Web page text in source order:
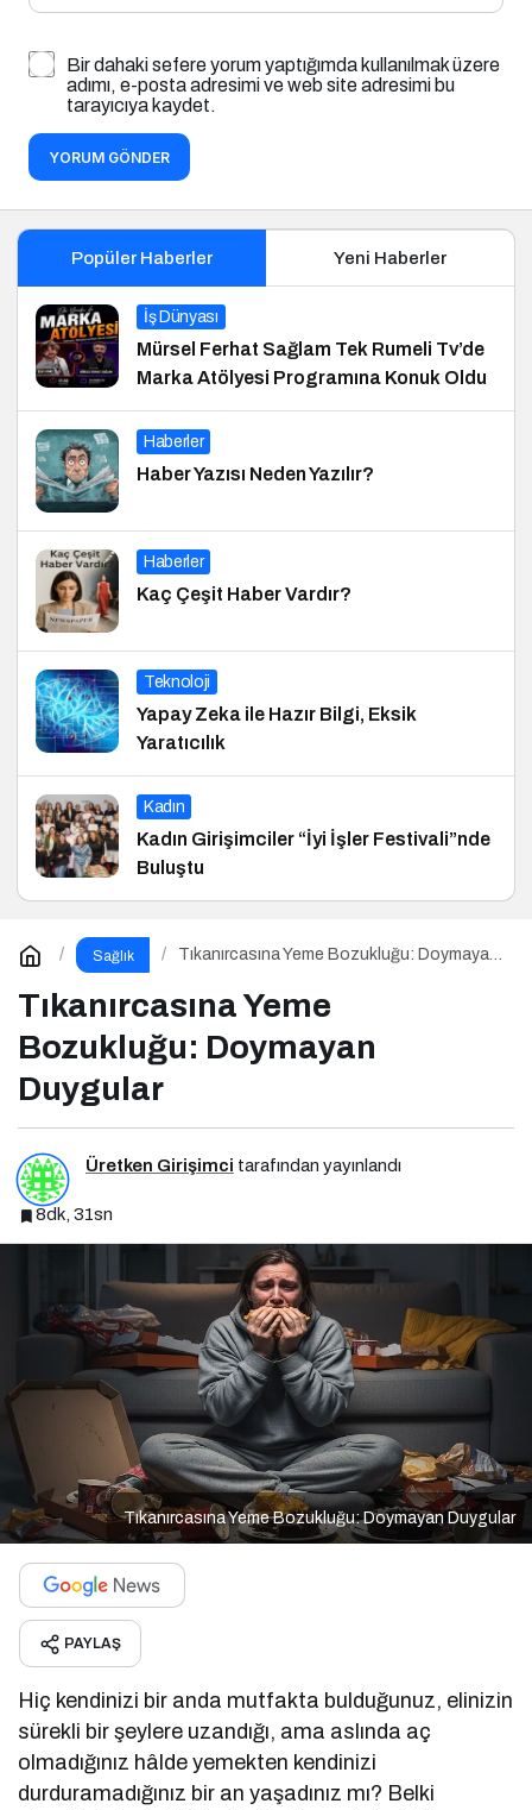
Bir dahaki sefere yorum yaptığımda kullanılmak üzere
adımı, e-posta adresimi ve web site adresimi bu
tarayıcıya kaydet.
YORUM GÖNDER
Popüler Haberler Yeni Haberler
İş Dünyası
Mürsel Ferhat Sağlam Tek Rumeli Tv’de
Marka Atölyesi Programına Konuk Oldu
Haberler
Haber Yazısı Neden Yazılır?
Haberler
Kaç Çeşit Haber Vardır?
Teknoloji
Yapay Zeka ile Hazır Bilgi, Eksik
Yaratıcılık
Kadın
Kadın Girişimciler “İyi İşler Festivali”nde
Buluştu
Sağlık
Tıkanırcasına Yeme Bozukluğu: Doymayan
Tıkanırcasına Yeme
Bozukluğu: Doymayan
Duygular
Üretken Girişimci tarafından yayınlandı
8dk, 31sn
Tıkanırcasına Yeme Bozukluğu: Doymayan Duygular
PAYLAŞ
Hiç kendinizi bir anda mutfakta bulduğunuz, elinizin
sürekli bir şeylere uzandığı, ama aslında aç
olmadığınız hâlde yemekten kendinizi
durduramadığınız bir an yaşadınız mı? Belki